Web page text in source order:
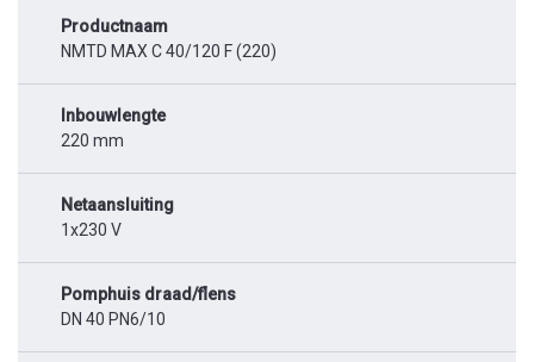
Productnaam
NMTD MAX C 40/120 F (220)
Inbouwlengte
220 mm
Netaansluiting
1x230 V
Pomphuis draad/flens
DN 40 PN6/10